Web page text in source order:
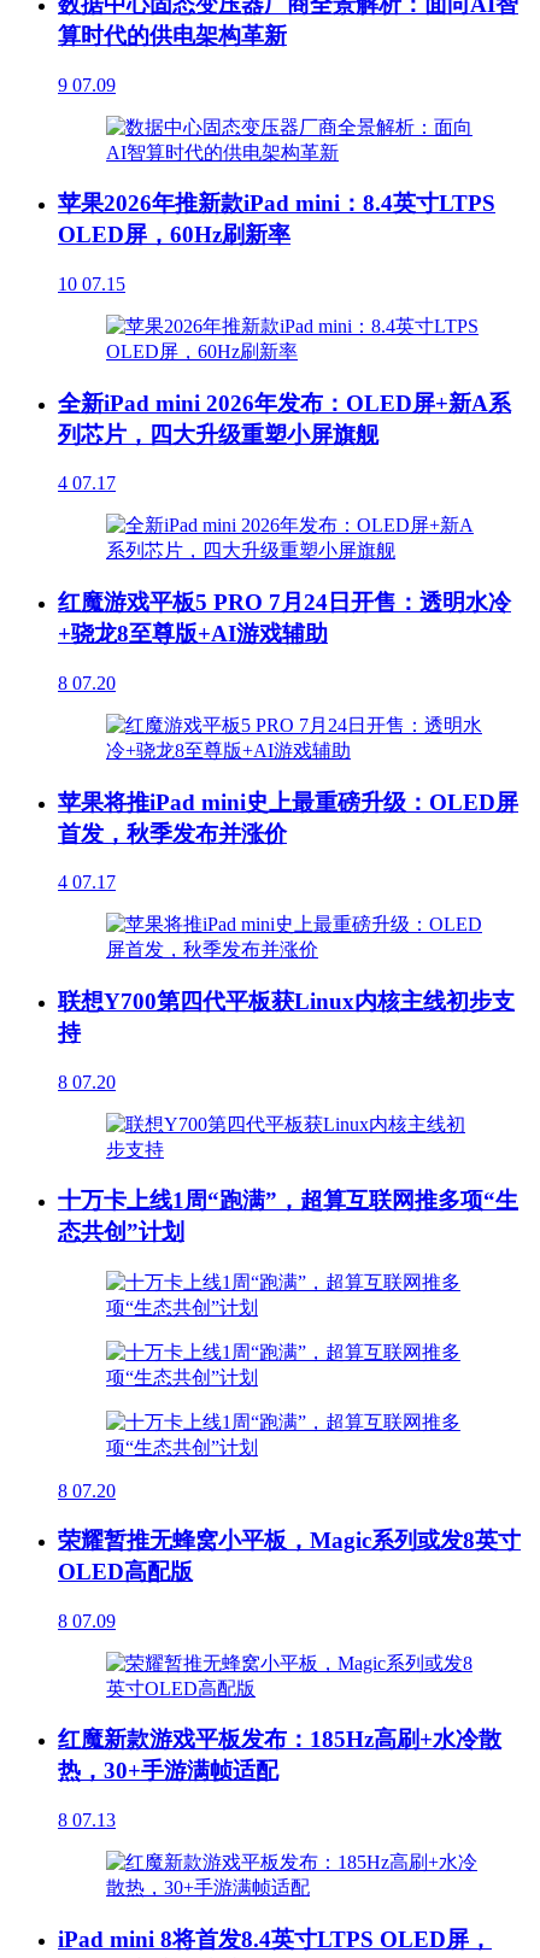
算时代的供电架构革新
9 07.09
苹果2026年推新款iPad mini：8.4英寸LTPS
OLED屏，60Hz刷新率
10 07.15
全新iPad mini 2026年发布：OLED屏+新A系
列芯片，四大升级重塑小屏旗舰
4 07.17
红魔游戏平板5 PRO 7月24日开售：透明水冷
+骁龙8至尊版+AI游戏辅助
8 07.20
苹果将推iPad mini史上最重磅升级：OLED屏
首发，秋季发布并涨价
4 07.17
联想Y700第四代平板获Linux内核主线初步支
持
8 07.20
十万卡上线1周“跑满”，超算互联网推多项“生
态共创”计划
8 07.20
荣耀暂推无蜂窝小平板，Magic系列或发8英寸
OLED高配版
8 07.09
红魔新款游戏平板发布：185Hz高刷+水冷散
热，30+手游满帧适配
8 07.13
iPad mini 8将首发8.4英寸LTPS OLED屏，